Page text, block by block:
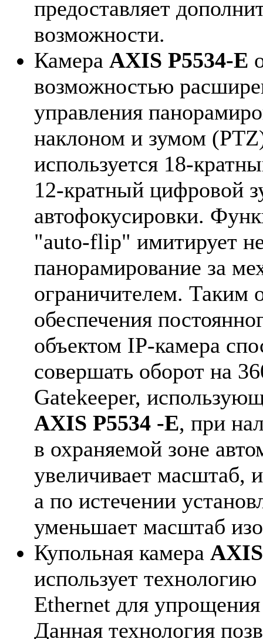
предоставляет
возможности.
Камера AXIS P5534-E
возможностью
управления
наклоном и зумом
используется 18-
12-кратный цифровой
автофокусировки.
"аuto-flip" имитирует
панорамирование за
ограничителем. Таким
обеспечения
объектом IP-камера
совершать оборот на
Gatekeeper,
AXIS P5534 -E, при
в охраняемой зоне
увеличивает масштаб,
а по истечении
уменьшает масштаб
Купольная камера
использует
Ethernet для
Данная технология